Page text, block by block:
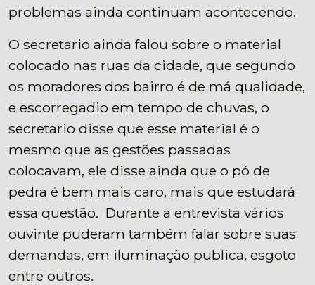
problemas ainda continuam acontecendo.
O secretario ainda falou sobre o material
colocado nas ruas da cidade, que segundo
os moradores dos bairro é de má qualidade,
e escorregadio em tempo de chuvas, o
secretario disse que esse material é o
mesmo que as gestões passadas
colocavam, ele disse ainda que o pó de
pedra é bem mais caro, mais que estudará
essa questão. Durante a entrevista vários
ouvinte puderam também falar sobre suas
demandas, em iluminação publica, esgoto
entre outros.